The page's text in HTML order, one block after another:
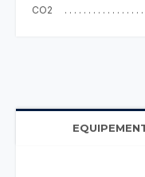
CO2